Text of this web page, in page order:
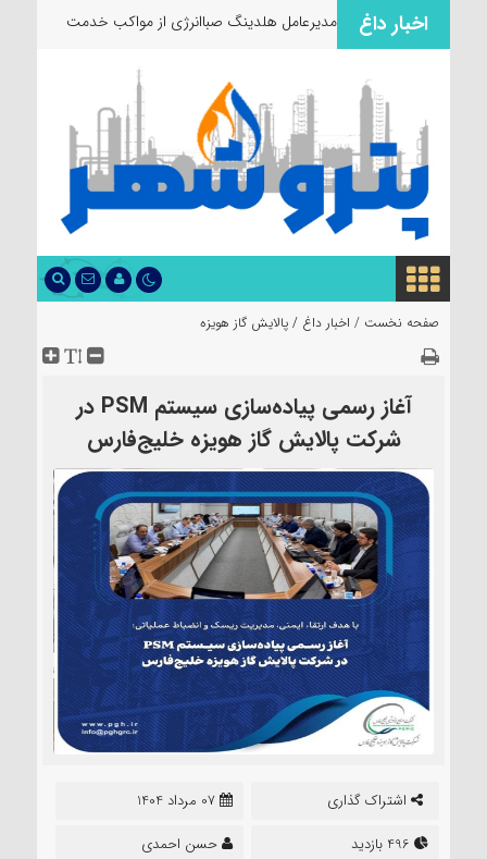
اخبار داغ
مدیرعامل هلدینگ صباانرژی از مواکب
صفحه نخست / اخبار داغ / پالایش گاز هویزه
آغاز رسمی پیاده‌سازی سیستم PSM در
شرکت پالایش گاز هویزه خلیج‌فارس
اشتراک گذاری
07 مرداد 1404
حسن احمدی